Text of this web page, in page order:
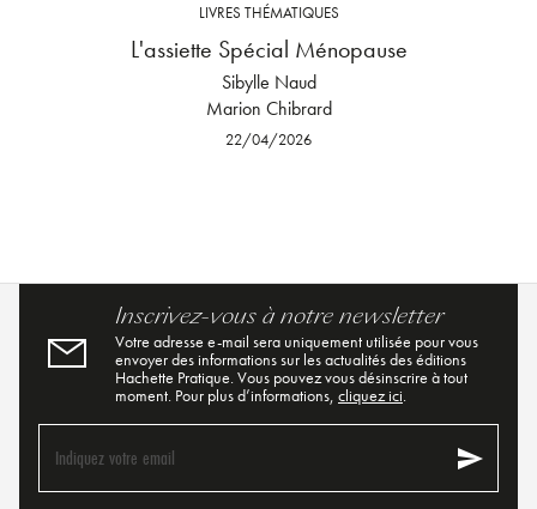
LIVRES THÉMATIQUES
L'assiette Spécial Ménopause
Sibylle Naud
Marion Chibrard
22/04/2026
Inscrivez-vous à notre newsletter
Votre adresse e-mail sera uniquement utilisée pour vous
envoyer des informations sur les actualités des éditions
Hachette Pratique. Vous pouvez vous désinscrire à tout
moment. Pour plus d’informations, cliquez ici.
Indiquez votre email send